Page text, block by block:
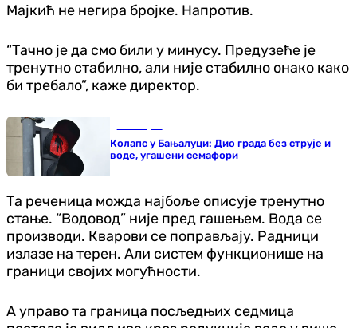
Мајкић не негира бројке. Напротив.
“Тачно је да смо били у минусу. Предузеће је
тренутно стабилно, али није стабилно онако како
би требало”, каже директор.
Колапс у Бањалуци: Дио града без струје и
воде, угашени семафори
Та реченица можда најбоље описује тренутно
стање. “Водовод” није пред гашењем. Вода се
производи. Кварови се поправљају. Радници
излазе на терен. Али систем функционише на
граници својих могућности.
А управо та граница посљедњих седмица